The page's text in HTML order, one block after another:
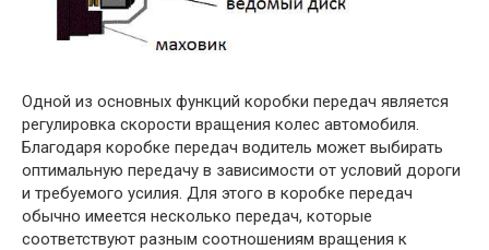
Одной из основных функций коробки передач является
регулировка скорости вращения колес автомобиля.
Благодаря коробке передач водитель может выбирать
оптимальную передачу в зависимости от условий дороги
и требуемого усилия. Для этого в коробке передач
обычно имеется несколько передач, которые
соответствуют разным соотношениям вращения к